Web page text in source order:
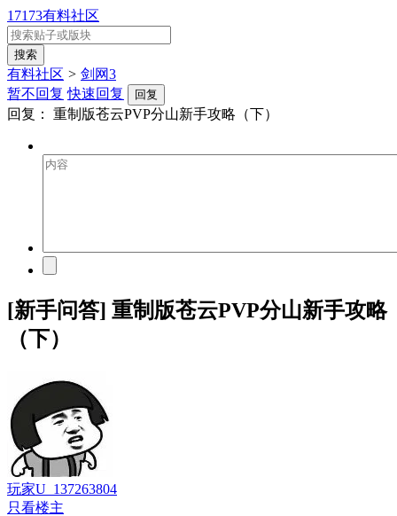
17173有料社区
有料社区 > 剑网3
暂不回复 快速回复 回复
回复： 重制版苍云PVP分山新手攻略（下）
[新手问答] 重制版苍云PVP分山新手攻略
（下）
玩家U_137263804
只看楼主